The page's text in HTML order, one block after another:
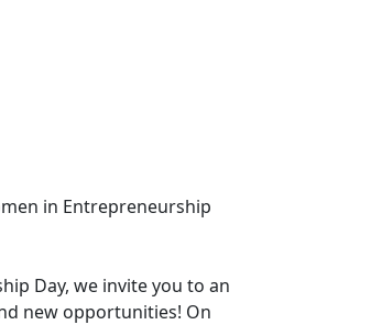
in Entrepreneurship
Day, we invite you to an
new opportunities! On